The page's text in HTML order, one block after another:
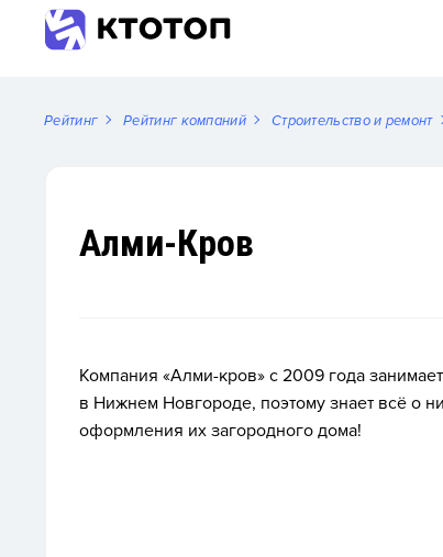
Рейтинг Рейтинг компаний Строительство и ремонт
Алми-Кров
Компания «Алми-кров» с 2009 года
в Нижнем Новгороде, поэтому знает всё о
оформления их загородного дома!